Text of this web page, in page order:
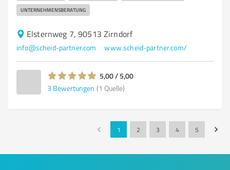
UNTERNEHMENSBERATUNG
Elsternweg 7, 90513 Zirndorf
info@scheid-partner.com www.scheid-partner.com/
5,00 / 5,00
3 Bewertungen (1 Quelle)
1 2 3 4 5